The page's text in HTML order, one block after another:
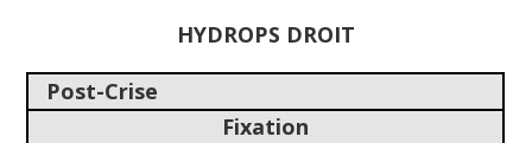
HYDROPS DROIT
Post-Crise
Fixation